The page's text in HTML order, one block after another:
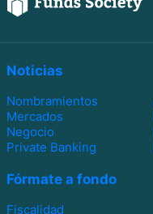
Noticias
Nombramientos
Mercados
Negocio
Private Banking
Fórmate a fondo
Fiscalidad